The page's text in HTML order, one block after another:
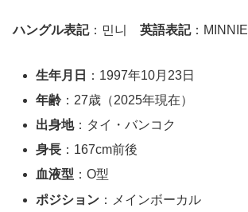
ハングル表記：민니 英語表記：MINNIE
生年月日
：1997年10月23日
年齢 ：27歳（2025年現在）
出身地：タイ・バンコク
身長 ：167cm前後
血液型 ：O型
ポジション ：メインボーカル